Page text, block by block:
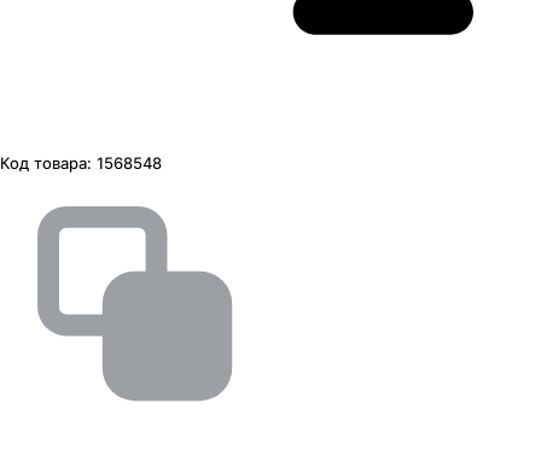
Код товара: 1568548